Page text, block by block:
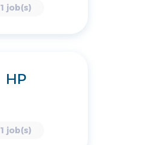
1 job(s)
HP
1 job(s)